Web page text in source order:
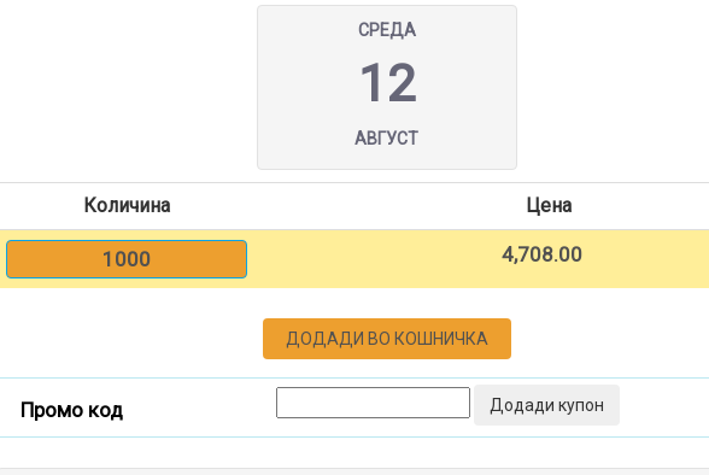
СРЕДА
12
АВГУСТ
Количина Цена
1000 4,708.00
ДОДАДИ ВО КОШНИЧКА
Промо код Додади купон